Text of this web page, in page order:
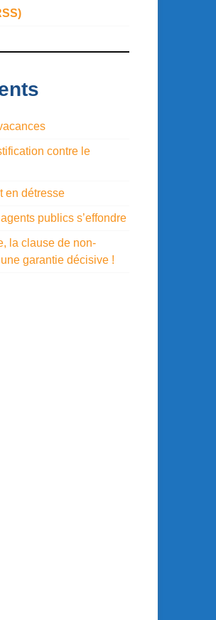
contre le
en détresse
publics s’effondre
la clause de non-
garantie décisive !